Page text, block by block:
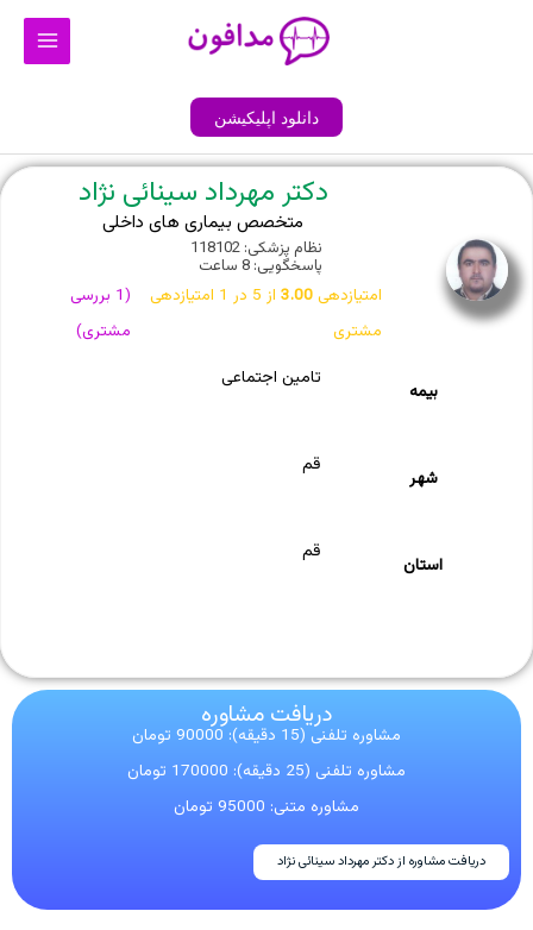
Main
دانلود اپلیکیشن
دکتر مهرداد سینائی نژاد
متخصص بیماری های داخلی
نظام پزشکی: 118102
پاسخگویی: 8 ساعت
امتیازدهی3.00 از 5 در 1 امتیازدهی
مشتری
(
1 بررسی
مشتری)
بیمه
تامین اجتماعی
شهر
قم
استان
قم
دریافت مشاوره
مشاوره تلفنی (15 دقیقه): 90000 تومان
مشاوره تلفنی (25 دقیقه): 170000 تومان
مشاوره متنی: 95000 تومان
دریافت مشاوره از دکتر مهرداد سینائی نژاد